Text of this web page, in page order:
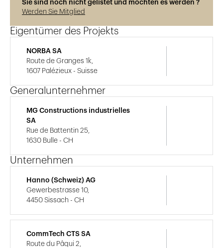
Sie sind noch nicht gelistet und möchten es werden ?
Werden Sie Mitglied
Eigentümer des Projekts
NORBA SA
Route de Granges 1k,
1607 Palézieux - Suisse
Generalunternehmer
MG Constructions industrielles
SA
Rue de Battentin 25,
1630 Bulle - CH
Unternehmen
Hanno (Schweiz) AG
Gewerbestrasse 10,
4450 Sissach - CH
CommTech CTS SA
Route du Pâqui 2,